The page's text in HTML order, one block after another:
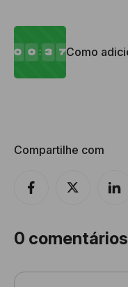
Como
Compartilhe com
0 comentários